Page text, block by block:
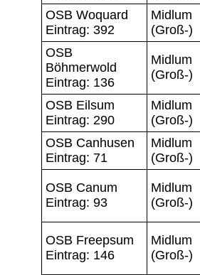
OSB Woquard
Eintrag: 392
Midlum
(Groß-)
OSB
Böhmerwold
Eintrag: 136
Midlum
(Groß-)
OSB Eilsum
Eintrag: 290
Midlum
(Groß-)
OSB Canhusen
Eintrag: 71
Midlum
(Groß-)
OSB Canum
Eintrag: 93
Midlum
(Groß-)
OSB Freepsum
Eintrag: 146
Midlum
(Groß-)